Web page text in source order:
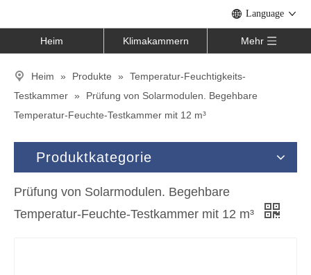
Language
Heim Klimakammern Mehr
Heim » Produkte »
Temperatur-Feuchtigkeits-
Testkammer »
Prüfung von Solarmodulen. Begehbare
Temperatur-Feuchte-Testkammer mit 12 m³
Produktkategorie
Prüfung von Solarmodulen. Begehbare
Temperatur-Feuchte-Testkammer mit 12 m³